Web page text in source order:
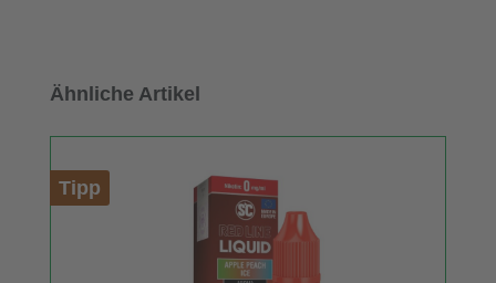
Produktgalerie überspringen
Ähnliche Artikel
Tipp